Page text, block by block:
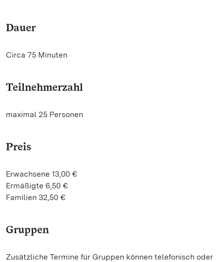
Dauer
Circa 75 Minuten
Teilnehmerzahl
maximal 25 Personen
Preis
Erwachsene 13,00 €
Ermäßigte 6,50 €
Familien 32,50 €
Gruppen
Zusätzliche Termine für Gruppen können telefonisch oder